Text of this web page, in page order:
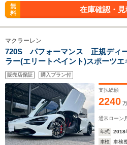
無
料
在庫確認・
マクラーレン
720S パフォーマンス 正規ディ
ラー(エリートペイント)スポーツ
ーパーライトホイール 電動メモリ
ー 保証書 スペアキー有り
販売店保証 購入プラン付
支払総額
2240
通常ローン
年式 2018
車検
車検